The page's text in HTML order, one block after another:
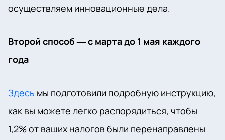
осуществляем инновационные дела.
Второй способ — с марта до 1 мая каждого
года
Здесь мы подготовили подробную инструкцию,
как вы можете легко распорядиться, чтобы
1,2% от ваших налогов были перенаправлены